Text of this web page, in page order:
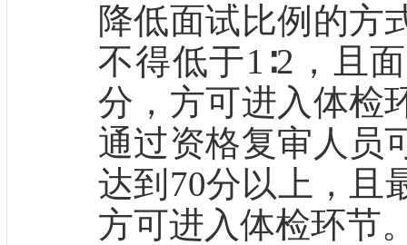
降低面试比例的方
不得低于1∶2，且
分，方可进入体检
通过资格复审人员
达到70分以上，且
方可进入体检环节